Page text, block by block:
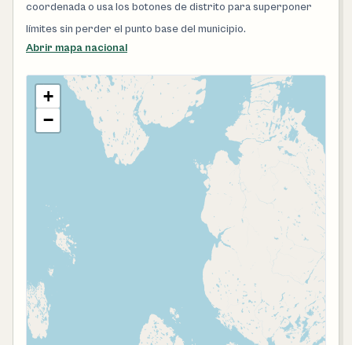
coordenada o usa los botones de distrito para superponer
límites sin perder el punto base del municipio.
Abrir mapa nacional
+
−